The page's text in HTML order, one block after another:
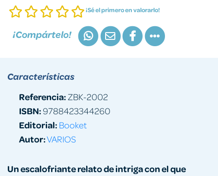
¡Sé el primero en valorarlo!
¡Compártelo!
Un escalofriante relato de intriga con el que
Características
Referencia: ZBK-2002
ISBN:9788423344260
Editorial: Booket
Autor:VARIOS